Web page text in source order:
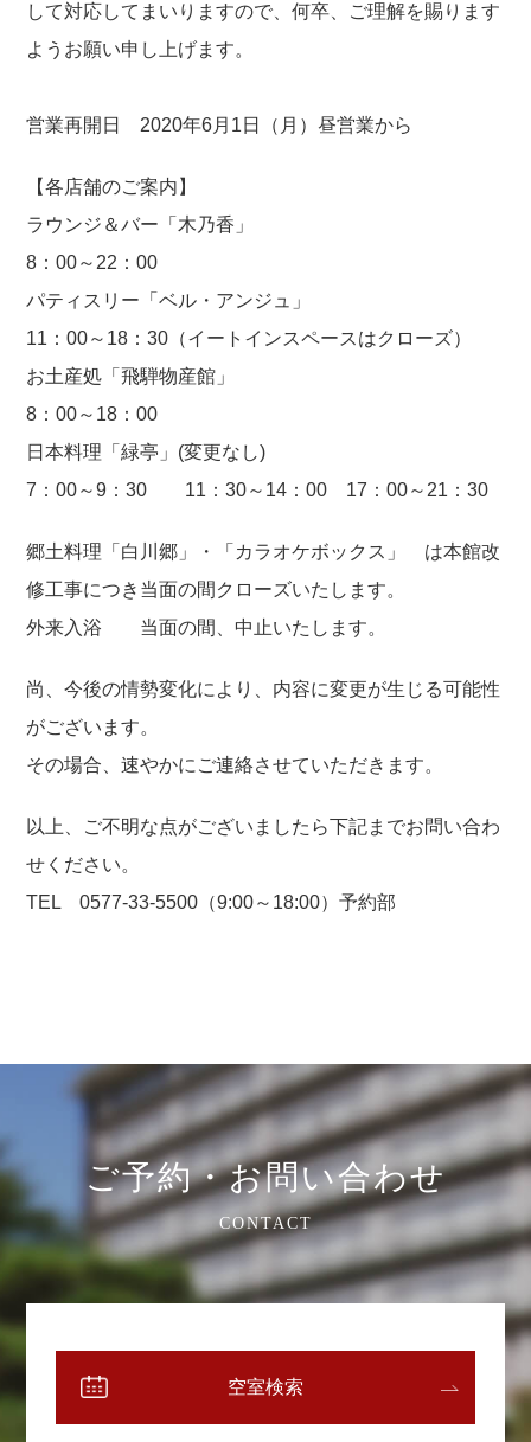
して対応してまいりますので、何卒、ご理解を賜ります
ようお願い申し上げます。
営業再開日 2020年6月1日（月）昼営業から
【各店舗のご案内】
ラウンジ＆バー「木乃香」
8：00～22：00
パティスリー「ベル・アンジュ」
11：00～18：30（イートインスペースはクローズ）
お土産処「飛騨物産館」
8：00～18：00
日本料理「緑亭」(変更なし)
7：00～9：30 11：30～14：00 17：00～21：30
郷土料理「白川郷」・「カラオケボックス」 は本館改
修工事につき当面の間クローズいたします。
外来入浴 当面の間、中止いたします。
尚、今後の情勢変化により、内容に変更が生じる可能性
がございます。
その場合、速やかにご連絡させていただきます。
以上、ご不明な点がございましたら下記までお問い合わ
せください。
TEL 0577-33-5500（9:00～18:00）予約部
ご予約・お問い合わせ
CONTACT
空室検索